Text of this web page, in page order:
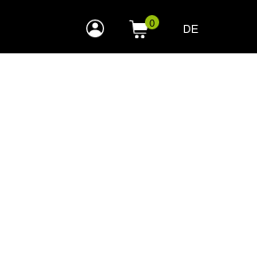
myLEWITT
Account
DE